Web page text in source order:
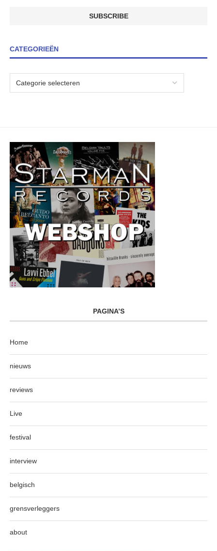
CATEGORIEËN
PAGINA’S
Home
nieuws
reviews
Live
festival
interview
belgisch
grensverleggers
about